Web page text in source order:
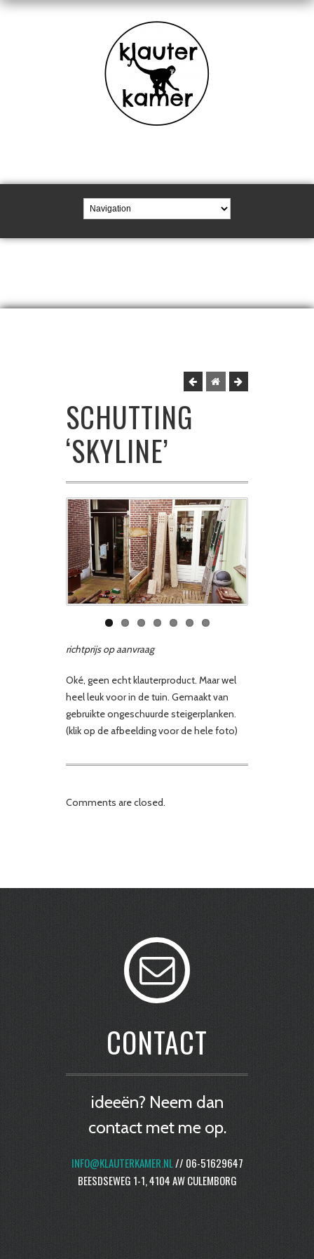
SCHUTTING
‘SKYLINE’
richtprijs op aanvraag
Oké, geen echt klauterproduct. Maar wel
heel leuk voor in de tuin. Gemaakt van
gebruikte ongeschuurde steigerplanken.
(klik op de afbeelding voor de hele foto)
Comments are closed.
CONTACT
ideeën? Neem dan
contact met me op.
INFO@KLAUTERKAMER.NL// 06-51629647
BEESDSEWEG 1-1, 4104 AW CULEMBORG